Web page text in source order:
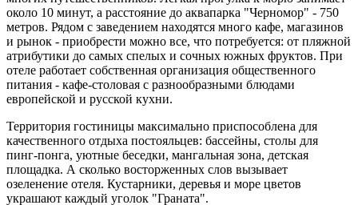
около 10 минут, а расстояние до аквапарка "Черномор" - 750
метров. Рядом с заведением находятся много кафе, магазинов
и рынок - приобрести можно все, что потребуется: от пляжной
атрибутики до самых спелых и сочных южных фруктов. При
отеле работает собственная организация общественного
питания - кафе-столовая с разнообразными блюдами
европейской и русской кухни.
Территория гостиницы максимально приспособлена для
качественного отдыха постояльцев: бассейны, столы для
пинг-понга, уютные беседки, мангальная зона, детская
площадка. А сколько восторженных слов вызывает
озеленение отеля. Кустарники, деревья и море цветов
украшают каждый уголок "Граната".